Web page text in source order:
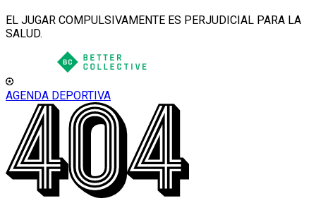
EL JUGAR COMPULSIVAMENTE ES PERJUDICIAL PARA LA
SALUD.
AGENDA DEPORTIVA